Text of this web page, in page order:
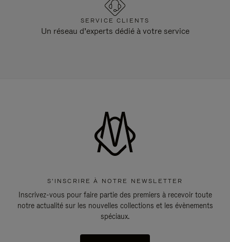
SERVICE CLIENTS
Un réseau d’experts dédié à votre service
S'INSCRIRE À NOTRE NEWSLETTER
Inscrivez-vous pour faire partie des premiers à recevoir toute
notre actualité sur les nouvelles collections et les évènements
spéciaux.